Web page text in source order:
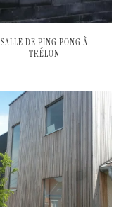
SALLE DE PING PONG À
TRÉLON